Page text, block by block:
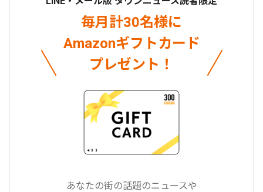
毎月計30名様に
Amazonギフトカード
プレゼント！
あなたの街の話題のニュースや